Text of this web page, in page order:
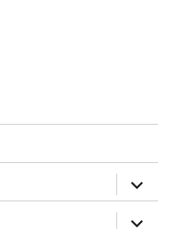
ouvrir
sous-
menu
ouvrir